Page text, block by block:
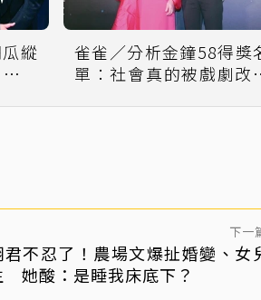
縱
棒
雀雀／分析金鐘58得獎
單：社會真的被戲劇改
下一
君不忍了！農場文爆扯婚變、女
她酸：是睡我床底下？